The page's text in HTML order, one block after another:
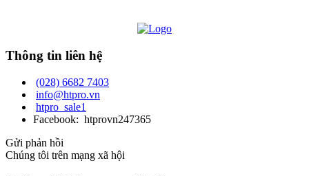
Thông tin liên hệ
(028) 6682 7403
info@htpro.vn
htpro_sale1
Facebook: htprovn247365
Gửi phản hồi
Chúng tôi trên mạng xã hội